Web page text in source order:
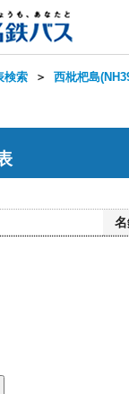
検索 ＞ 西枇杷島